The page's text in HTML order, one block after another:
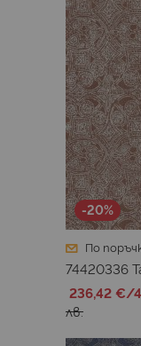
-20%
По
74420336
236,42 €/
лв.